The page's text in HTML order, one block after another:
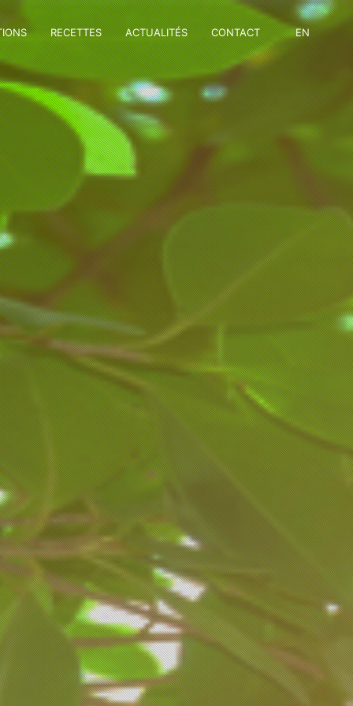
RECETTES ACTUALITÉS CONTACT EN